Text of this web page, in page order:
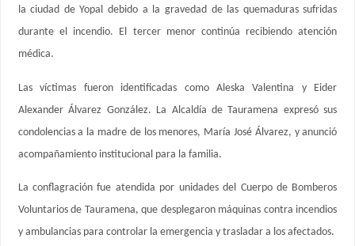
la ciudad de Yopal debido a la gravedad de las quemaduras sufridas
durante el incendio. El tercer menor continúa recibiendo atención
médica.
Las víctimas fueron identificadas como Aleska Valentina y Eider
Alexander Álvarez González. La Alcaldía de Tauramena expresó sus
condolencias a la madre de los menores, María José Álvarez, y anunció
acompañamiento institucional para la familia.
La conflagración fue atendida por unidades del Cuerpo de Bomberos
Voluntarios de Tauramena, que desplegaron máquinas contra incendios
y ambulancias para controlar la emergencia y trasladar a los afectados.